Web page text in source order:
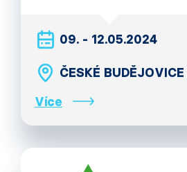
09. - 12.05.2024
ČESKÉ BUDĚJOVICE
Více